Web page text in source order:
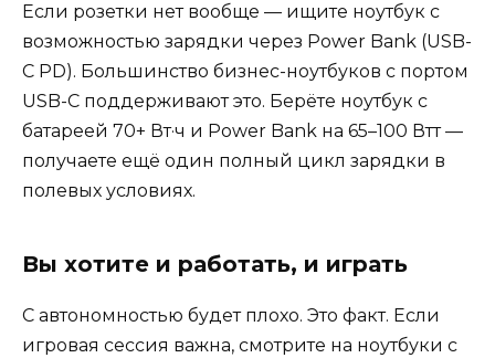
Если розетки нет вообще — ищите ноутбук с
возможностью зарядки через Power Bank (USB-
C PD). Большинство бизнес-ноутбуков с портом
USB-C поддерживают это. Берёте ноутбук с
батареей 70+ Вт·ч и Power Bank на 65–100 Втт —
получаете ещё один полный цикл зарядки в
полевых условиях.
Вы хотите и работать, и играть
С автономностью будет плохо. Это факт. Если
игровая сессия важна, смотрите на ноутбуки с